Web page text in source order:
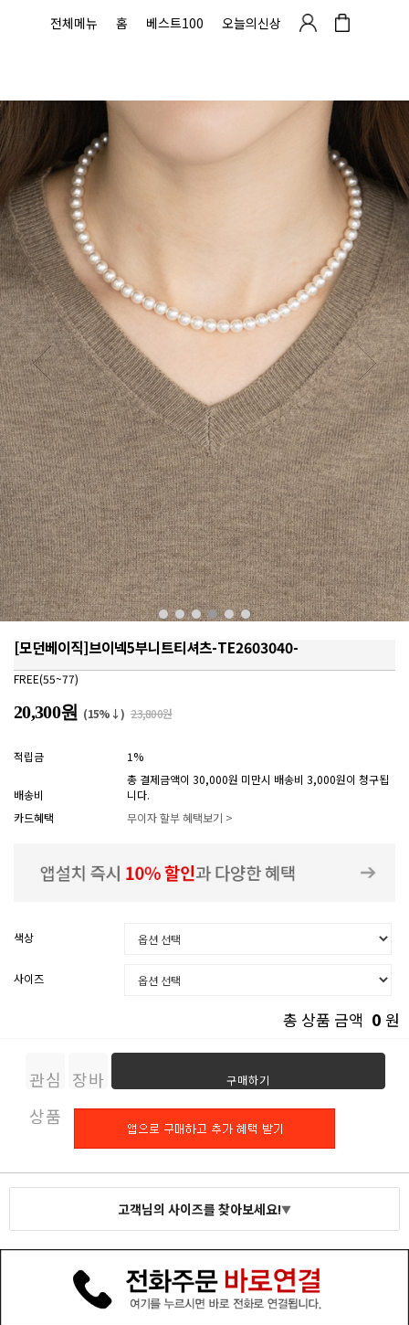
전체메뉴 홈 베스트100 오늘의신상
[모던베이직]브이넥5부니트티셔츠-TE2603040-
FREE(55~77)
20,300원 (15%↓) 23,800원
적립금 1%
배송비
총 결제금액이 30,000원 미만시 배송비 3,000원이 청구됩
니다.
카드혜택
무이자 할부 혜택보기 >
색상
사이즈
총 상품 금액 0 원
관심
상품
장바
구니
구매하기
고객님의 사이즈를 찾아보세요!▼